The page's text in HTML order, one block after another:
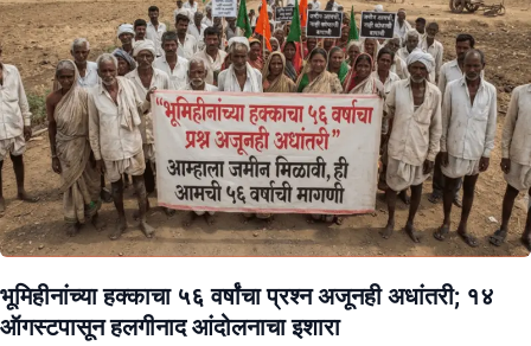
भूमिहीनांच्या हक्काचा ५६ वर्षांचा प्रश्न अजूनही अधांतरी; १४
ऑगस्टपासून हलगीनाद आंदोलनाचा इशारा